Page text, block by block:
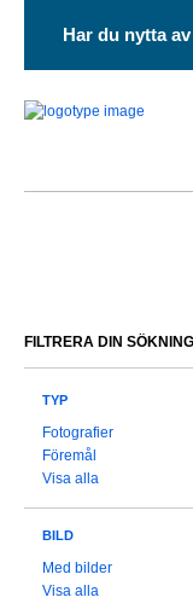
Har du nytta
FILTRERA DIN SÖKNING
TYP
Fotografier
Föremål
Visa alla
BILD
Med bilder
Visa alla